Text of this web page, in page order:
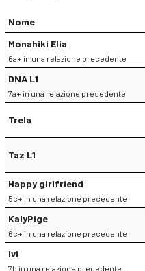
Nome
Monahiki Elia
6a+ in una relazione precedente
DNA L1
7a+ in una relazione precedente
Trela
Taz L1
Happy girlfriend
5c+ in una relazione precedente
KalyPige
6c+ in una relazione precedente
Ivi
7b in una relazione precedente